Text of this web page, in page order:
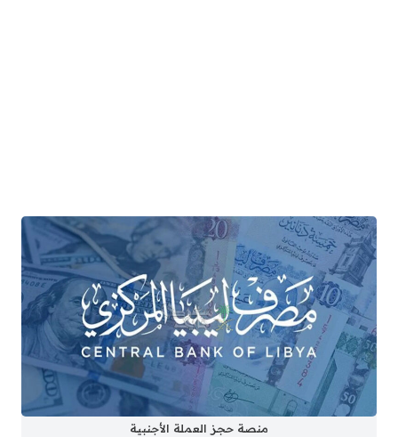
منصة حجز العملة الأجنبية